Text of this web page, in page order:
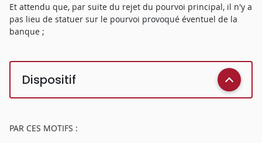
Et attendu que, par suite du rejet du pourvoi principal, il n'y a
pas lieu de statuer sur le pourvoi provoqué éventuel de la
banque ;
Dispositif
PAR CES MOTIFS :